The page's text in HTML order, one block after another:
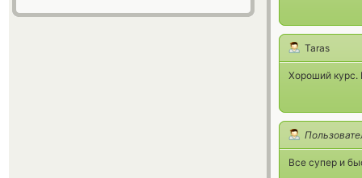
Taras
Хороший курс.
Все супер и